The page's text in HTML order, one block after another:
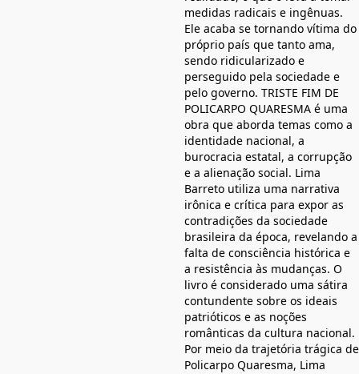
medidas radicais e ingênuas.
Ele acaba se tornando vítima do
próprio país que tanto ama,
sendo ridicularizado e
perseguido pela sociedade e
pelo governo. TRISTE FIM DE
POLICARPO QUARESMA é uma
obra que aborda temas como a
identidade nacional, a
burocracia estatal, a corrupção
e a alienação social. Lima
Barreto utiliza uma narrativa
irônica e crítica para expor as
contradições da sociedade
brasileira da época, revelando a
falta de consciência histórica e
a resistência às mudanças. O
livro é considerado uma sátira
contundente sobre os ideais
patrióticos e as noções
românticas da cultura nacional.
Por meio da trajetória trágica de
Policarpo Quaresma, Lima